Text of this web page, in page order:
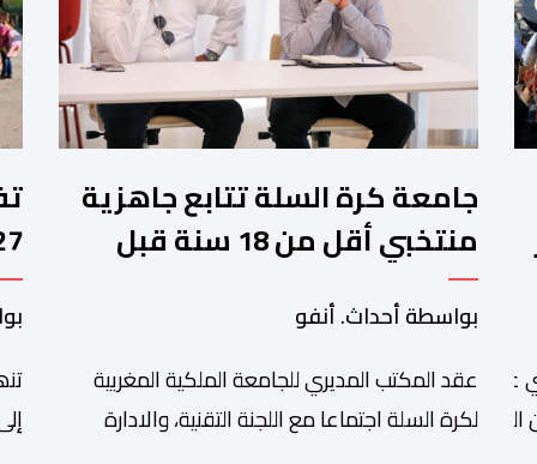
الله أمغار،تواصلت عملية إحصاء السربات المشاركة في
جامعة كرة السلة تتابع جاهزية
منتخبي أقل من 18 سنة قبل
كأس إفريقيا
بواسطة أحداث. أنفو
عقد المكتب المديري للجامعة الملكية المغربية
لكرة السلة اجتماعا مع اللجنة التقنية، والادارة